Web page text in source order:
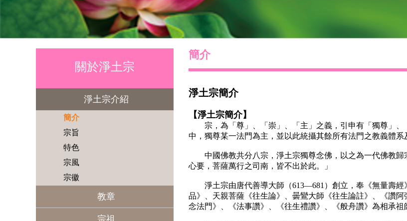
關於淨土宗
淨土宗介紹
簡介
宗旨
特色
宗風
宗徽
教章
宗祖
簡介
淨土宗簡介
【淨土宗簡介】
宗，為「尊」、「崇」、「主」之義，引申有「獨尊」、
中，獨尊某一法門為主，並以此統攝其餘所有法門之教義體系
中國佛教共分八宗，淨土宗獨尊念佛，以之為一代佛教歸
心要，菩薩萬行之司南，皆不出於此。」
淨土宗由唐代善導大師（613—681）創立，奉《無量壽經
品》、天親菩薩《往生論》、曇鸞大師《往生論註》、《讚
念法門》、《法事讚》、《往生禮讚》、《般舟讚》為相承